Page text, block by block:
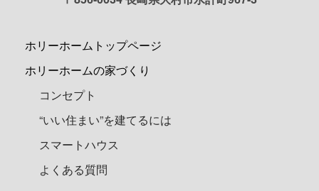
ホリーホームトップページ
ホリーホームの家づくり
コンセプト
“いい住まい”を建てるには
スマートハウス
よくある質問